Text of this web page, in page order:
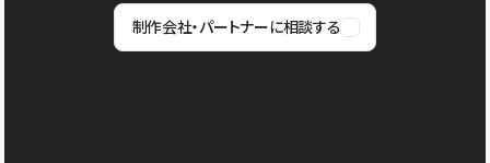
制作会社・パートナーに相談する